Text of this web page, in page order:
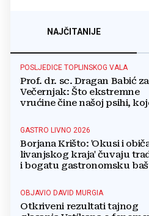
NAJČITANIJE
POSLJEDICE TOPLINSKOG VALA
Prof. dr. sc. Dragan Babić za
Večernjak: Što ekstremne
vrućine čine našoj psihi,
GASTRO LIVNO 2026
Borjana Krišto: 'Okusi i
livanjskog kraja' čuvaju
i bogatu gastronomsku
OBJAVIO DAVID MURGIA
Otkriveni rezultati tajnog